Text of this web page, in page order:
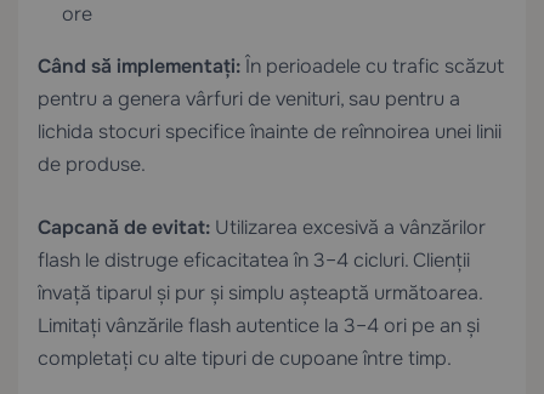
ore
Când să implementați: În perioadele cu trafic scăzut
pentru a genera vârfuri de venituri, sau pentru a
lichida stocuri specifice înainte de reînnoirea unei linii
de produse.
Capcană de evitat: Utilizarea excesivă a vânzărilor
flash le distruge eficacitatea în 3–4 cicluri. Clienții
învață tiparul și pur și simplu așteaptă următoarea.
Limitați vânzările flash autentice la 3–4 ori pe an și
completați cu alte tipuri de cupoane între timp.